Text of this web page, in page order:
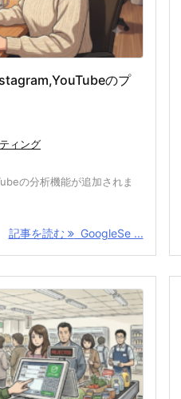
のプ
ィング
の分析機能が追加されま
記事を読む GoogleSe ...